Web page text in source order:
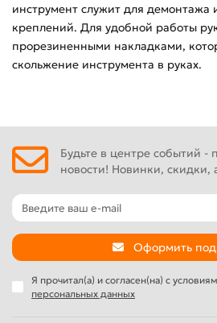
инструмент служит для
креплений. Для удобной работы
прорезиненными накладками,
скольжение инструмента в руках.
Будьте в центре событий
новости! Новинки, скидки,
Оформить
Я прочитал(а) и согласен(на) с
персональных данных